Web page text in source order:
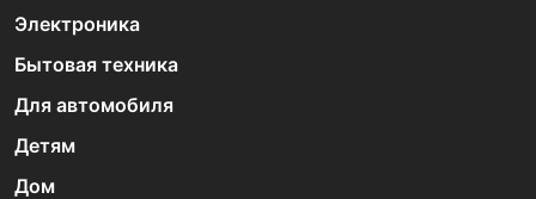
Электроника
Бытовая техника
Для автомобиля
Детям
Дом